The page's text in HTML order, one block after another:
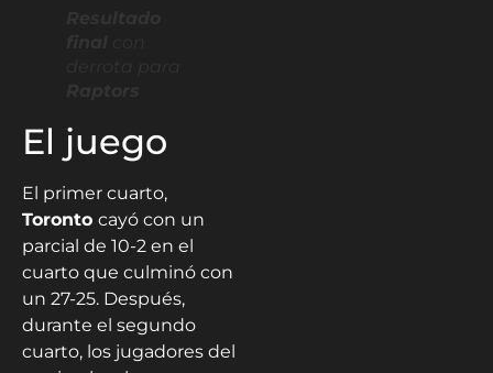
El juego
El primer cuarto,
Toronto cayó con un
parcial de 10-2 en el
cuarto que culminó con
un 27-25. Después,
durante el segundo
cuarto, los jugadores del